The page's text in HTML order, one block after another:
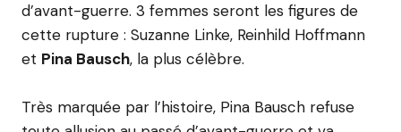
d’avant-guerre. 3 femmes seront les figures de
cette rupture : Suzanne Linke, Reinhild Hoffmann
et Pina Bausch, la plus célèbre.
Très marquée par l’histoire, Pina Bausch refuse